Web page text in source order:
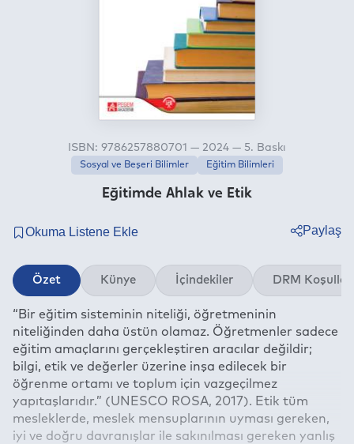
Eğitimde Ahlak ve Etik
ISBN: 9786257880701 — 2024 — 5. Baskı
Sosyal ve Beşeri Bilimler Eğitim Bilimleri
Paylaş
Twitter
Linkedin
Whatsapp
E-mail
Özet Künye İçindekiler DRM Koşulları
“Bir eğitim sisteminin niteliği, öğretmeninin
niteliğinden daha üstün olamaz. Öğretmenler sadece
eğitim amaçlarını gerçekleştiren aracılar değildir;
bilgi, etik ve değerler üzerine inşa edilecek bir
öğrenme ortamı ve toplum için vazgeçilmez
yapıtaşlarıdır.” (UNESCO ROSA, 2017). Etik tüm
mesleklerde, meslek mensuplarının uyması gereken,
iyi ve doğru davranışlar ile sakınılması gereken yanlış